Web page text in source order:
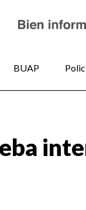
BUAP